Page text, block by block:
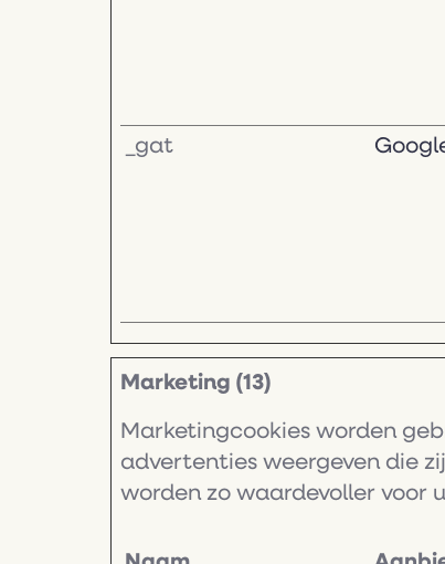
_gat
Marketing (13)
Marketingcookies worden
advertenties weergeven die
worden zo waardevoller voor